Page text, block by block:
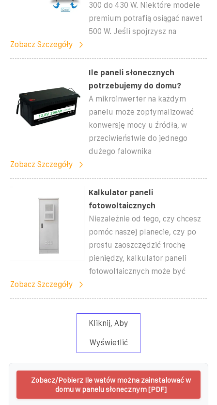
300 do 430 W. Niektóre modele
premium potrafią osiągać nawet
500 W. Jeśli spojrzysz na
Zobacz Szczegóły
Ile paneli słonecznych
potrzebujemy do domu?
A mikroinwerter na każdym
panelu może zoptymalizować
konwersję mocy u źródła, w
przeciwieństwie do jednego
dużego falownika
Zobacz Szczegóły
Kalkulator paneli
fotowoltaicznych
Niezależnie od tego, czy chcesz
pomóc naszej planecie, czy po
prostu zaoszczędzić trochę
pieniędzy, kalkulator paneli
fotowoltaicznych może być
Zobacz Szczegóły
Kliknij, Aby
Wyświetlić
Zobacz/Pobierz Ile watów można zainstalować w
domu w panelu słonecznym [PDF]